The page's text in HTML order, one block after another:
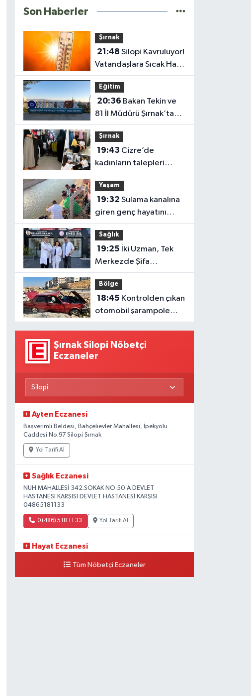
Son Haberler
Şırnak
21:48
Vatandaşlara Sıcak Hava
Uyarısı
Eğitim
20:36
81 İl Müdürü Şırnak’ta
Toplanıyor
Şırnak
19:43
kadınların talepleri
sahada dinleniyor
Yaşam
19:32
giren genç hayatını
kaybetti
Sağlık
19:25
Merkezde Şifa
Dağıtacak
Bölge
18:45
otomobil şarampole
girdi: 1 yaralı
Şırnak Silopi Nöbetçi
Eczaneler
Ayten Eczanesi
Başverimli Beldesi, Bahçelievler Mahallesi, İpekyolu
Caddesi No:97 Silopi Şırnak
Yol Tarifi Al
Sağlık Eczanesi
NUH MAHALLESİ 342.SOKAK NO:50 A DEVLET
HASTANESİ KARŞISI DEVLET HASTANESİ KARŞISI
04865181133
0 (486) 518 11 33 Yol Tarifi Al
Hayat Eczanesi
Tüm Nöbetçi Eczaneler